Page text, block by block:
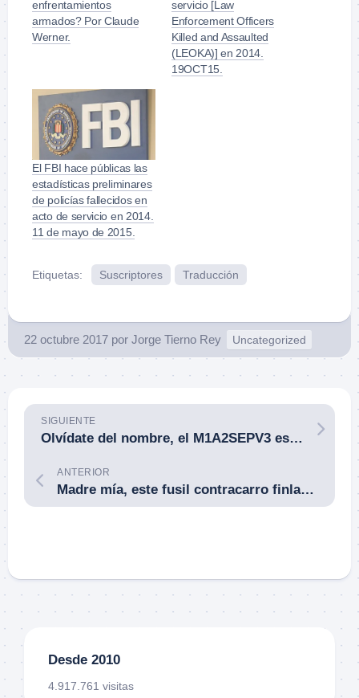
enfrentamientos
armados? Por Claude
Werner.
servicio [Law
Enforcement Officers
Killed and Assaulted
(LEOKA)] en 2014.
19OCT15.
El FBI hace públicas las
estadísticas preliminares
de policías fallecidos en
acto de servicio en 2014.
11 de mayo de 2015.
Etiquetas: Suscriptores Traducción
22 octubre 2017 por Jorge Tierno Rey Uncategorized
SIGUIENTE
Olvídate del nombre, el M1A2SEPV3 es un carro de combate totalmente nuevo. El Ejército de Tierra estadounidense le pone un nombre antiguo a un vehículo nuevo.
ANTERIOR
Madre mía, este fusil contracarro finlandés era gigantesco. El L-39 pesaba 50 kilos.
Desde 2010
4.917.761 visitas